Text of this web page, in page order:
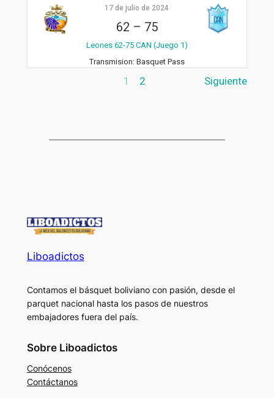
17 de julio de 2024
62 – 75
Leones 62-75 CAN (Juego 1)
Transmision:Basquet Pass
1 2 Siguiente
Liboadictos
Contamos el básquet boliviano con pasión, desde el
parquet nacional hasta los pasos de nuestros
embajadores fuera del país.
Sobre Liboadictos
Conócenos
Contáctanos